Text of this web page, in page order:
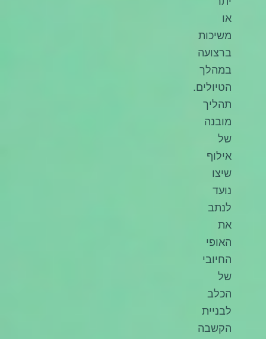
או
משיכות
ברצועה
במהלך
הטיולים.
תהליך
מובנה
של
אילוף
שיצו
נועד
לנתב
את
האופי
החיובי
של
הכלב
לבניית
הקשבה